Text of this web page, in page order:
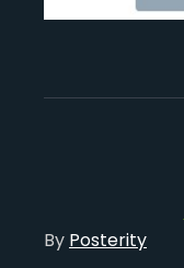
By Posterity